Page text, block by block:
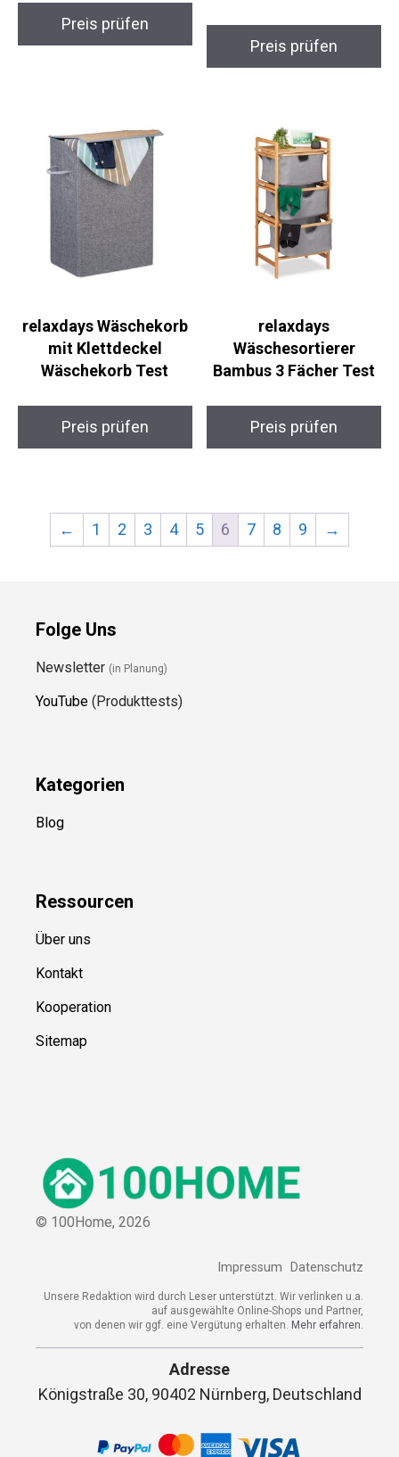
Preis prüfen
Preis prüfen
relaxdays Wäschekorb
mit Klettdeckel
Wäschekorb Test
Preis prüfen
relaxdays
Wäschesortierer
Bambus 3 Fächer Test
Preis prüfen
← 1 2 3 4 5 6 7 8 9 →
Folge Uns
Newsletter (in Planung)
YouTube (Produkttests)
Kategorien
Blog
Ressourcen
Über uns
Kontakt
Kooperation
Sitemap
© 100Home, 2026
Impressum Datenschutz
Unsere Redaktion wird durch Leser unterstützt. Wir verlinken u.a.
auf ausgewählte Online-Shops und Partner,
von denen wir ggf. eine Vergütung erhalten. Mehr erfahren.
Adresse
Königstraße 30, 90402 Nürnberg, Deutschland